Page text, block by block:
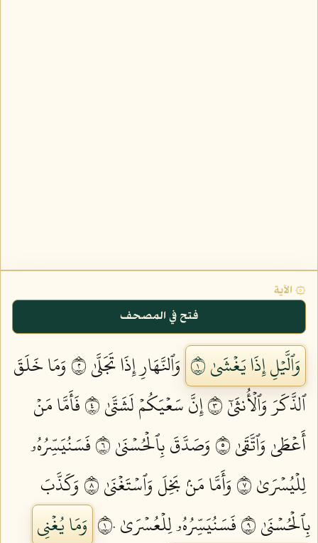
۞ الآية
فتح في المصحف
وَٱلَّيۡلِ إِذَا يَغۡشَىٰ ١ وَٱلنَّهَارِ إِذَا تَجَلَّىٰ ٢
وَمَا خَلَقَ
ٱلذَّكَرَ وَٱلۡأُنثَىٰٓ ٣
إِنَّ سَعۡيَكُمۡ لَشَتَّىٰ ٤
فَأَمَّا مَنۡ
أَعۡطَىٰ وَٱتَّقَىٰ ٥
وَصَدَّقَ بِٱلۡحُسۡنَىٰ ٦
فَسَنُيَسِّرُهُۥ
لِلۡيُسۡرَىٰ ٧
وَأَمَّا مَنۢ بَخِلَ وَٱسۡتَغۡنَىٰ ٨
وَكَذَّبَ
بِٱلۡحُسۡنَىٰ ٩
فَسَنُيَسِّرُهُۥ لِلۡعُسۡرَىٰ ١٠
وَمَا يُغۡنِي